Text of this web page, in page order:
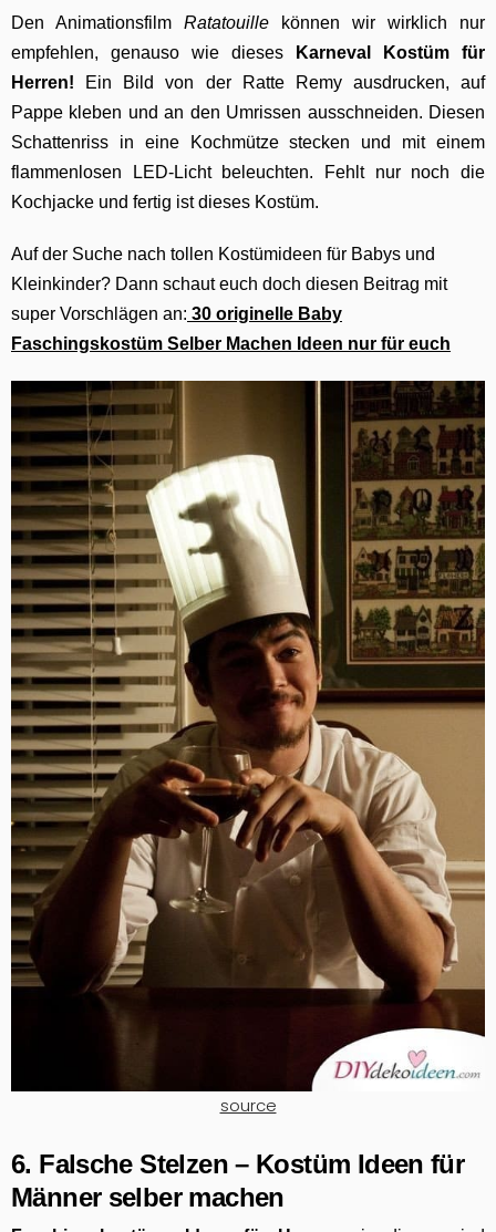
Den Animationsfilm Ratatouille
können wir wirklich nur
empfehlen, genauso wie dieses
Karneval Kostüm für
Herren!
Ein Bild von der Ratte Remy ausdrucken, auf
Pappe kleben und an den Umrissen ausschneiden. Diesen
Schattenriss in eine Kochmütze stecken und mit einem
flammenlosen LED-Licht beleuchten. Fehlt nur noch die
Kochjacke und fertig ist dieses Kostüm.
Auf der Suche nach tollen Kostümideen für Babys und
Kleinkinder? Dann schaut euch doch diesen Beitrag mit
super Vorschlägen an: 30 originelle Baby
Faschingskostüm Selber Machen Ideen nur für euch
source
6. Falsche Stelzen – Kostüm Ideen für
Männer selber machen